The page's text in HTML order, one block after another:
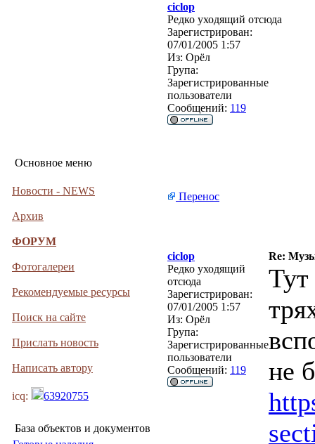
Основное меню
Новости - NEWS
Архив
ФОРУМ
Фотогалереи
Рекомендуемые ресурсы
Поиск на сайте
Прислать новость
Написать автору
icq: 63920755
База объектов и документов
ciclop
Редко уходящий отсюда
Зарегистрирован:
07/01/2005 1:57
Из: Орёл
Група:
Зарегистрированные
пользователи
Сообщений: 119
Перенос
ciclop
Re:
Редко уходящий
отсюда
Зарегистрирован:
07/01/2005 1:57
Из: Орёл
Група:
Зарегистрированные
пользователи
Сообщений: 119
не